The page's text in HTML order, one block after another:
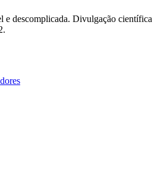
e descomplicada. Divulgação científica